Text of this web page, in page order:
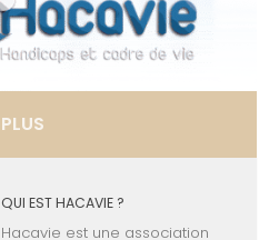
PLUS
QUI EST HACAVIE ?
Hacavie est une association